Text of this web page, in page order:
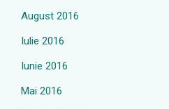
August 2016
Iulie 2016
Iunie 2016
Mai 2016